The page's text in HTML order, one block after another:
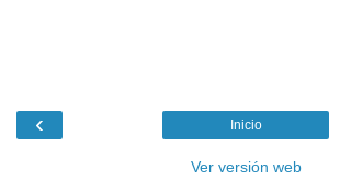
‹ Inicio
Ver versión web